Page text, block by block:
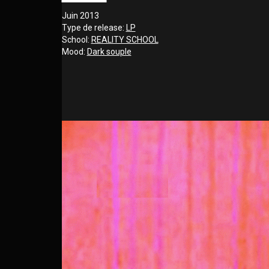
Juin 2013
Type de release: LP
School: REALITY SCHOOL
Mood: Dark souple